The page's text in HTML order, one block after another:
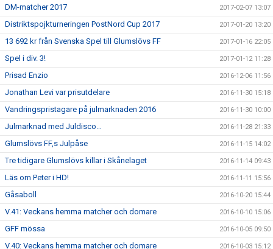
DM-matcher 2017 2017-02-07 13:07
Distriktspojkturneringen PostNord Cup 2017 2017-01-20 13:20
13 692 kr från Svenska Spel till Glumslövs FF 2017-01-16 22:05
Spel i div. 3! 2017-01-12 11:28
Prisad Enzio 2016-12-06 11:56
Jonathan Levi var prisutdelare 2016-11-30 15:18
Vandringspristagare på julmarknaden 2016 2016-11-30 10:00
Julmarknad med Juldisco… 2016-11-28 21:33
Glumslövs FF,s Julpåse 2016-11-15 14:02
Tre tidigare Glumslövs killar i Skånelaget 2016-11-14 09:43
Läs om Peter i HD! 2016-11-11 15:56
Gåsaboll 2016-10-20 15:44
V.41: Veckans hemma matcher och domare 2016-10-10 15:06
GFF mössa 2016-10-05 09:50
V.40: Veckans hemma matcher och domare 2016-10-03 15:12